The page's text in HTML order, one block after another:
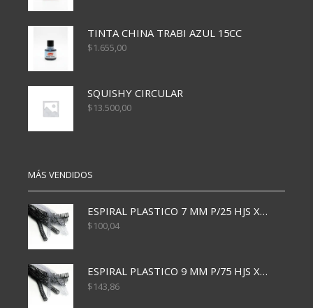
TINTA CHINA TRABI AZUL 15CC
$1.655,00
SQUISHY CIRCULAR
$13.500,00
MÁS VENDIDOS
ESPIRAL PLASTICO 7 MM P/25 HJS X50x3000
$100,04
ESPIRAL PLASTICO 9 MM P/75 HJS X50X2400
$143,86